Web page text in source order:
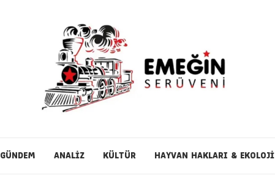
GÜNDEM ANALİZ KÜLTÜR HAYVAN HAKLARI & EKOLOJİ